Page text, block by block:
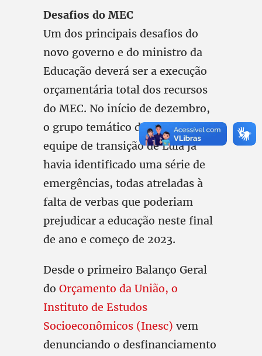
Desafios do MEC
Um dos principais desafios do
novo governo e do ministro da
Educação deverá ser a execução
orçamentária total dos recursos
do MEC. No início de dezembro,
o grupo temático de educação da
equipe de transição de Lula já
havia identificado uma série de
emergências, todas atreladas à
falta de verbas que poderiam
prejudicar a educação neste final
de ano e começo de 2023.
Desde o primeiro Balanço Geral
do Orçamento da União, o
Instituto de Estudos
Socioeconômicos (Inesc) vem
denunciando o desfinanciamento